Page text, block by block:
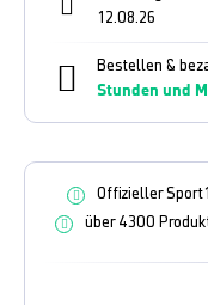
12.08.26
Bestellen &
Stunden und
Offizieller
über 4300